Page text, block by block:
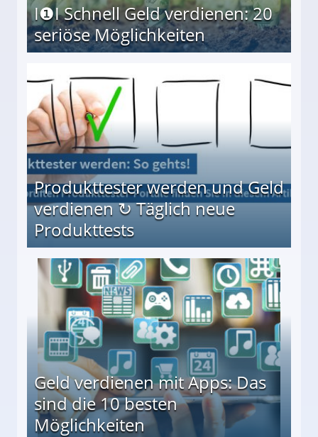
I❶I Schnell Geld verdienen: 20
seriöse Möglichkeiten
Produkttester werden und Geld
verdienen ↻ Täglich neue
Produkttests
↻ Täglich neue Produkttests
Geld verdienen mit Apps: Das
sind die 10 besten
Möglichkeiten